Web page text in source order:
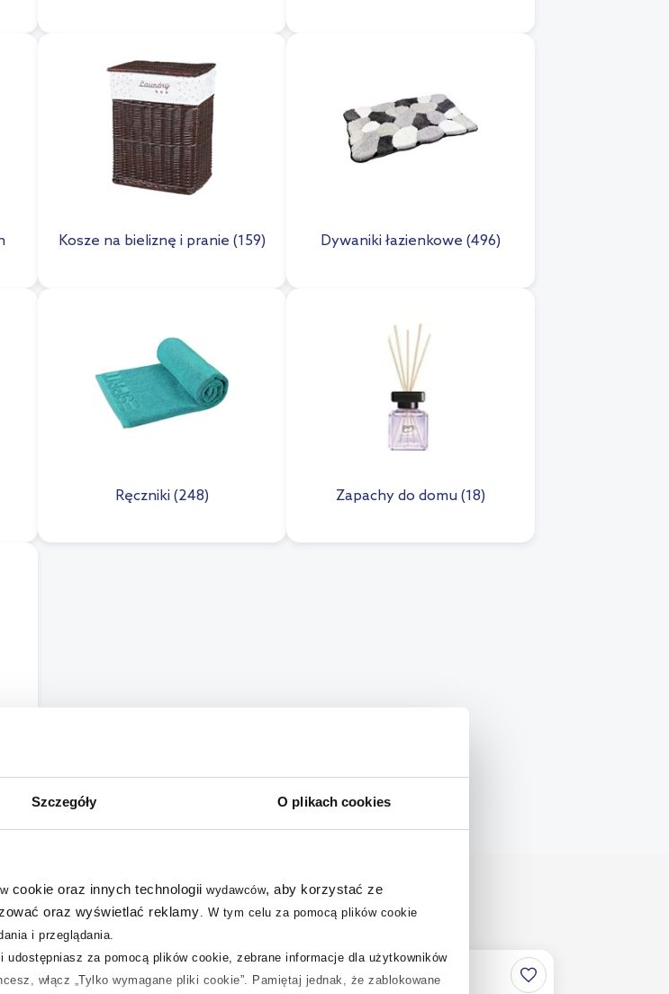
Szczegóły O plikach cookies
cookie oraz innych technologii wydawców, aby korzystać ze
oraz wyświetlać reklamy
W tym celu za pomocą plików cookie
i przeglądania.
za pomocą plików cookie, zebrane informacje dla użytkowników
włącz „Tylko wymagane pliki cookie”. Pamiętaj jednak, że zablokowane
Kosze na bieliznę i pranie (159) Dywaniki łazienkowe (496)
Ręczniki (248) Zapachy do domu (18)
multirabaty multirabaty